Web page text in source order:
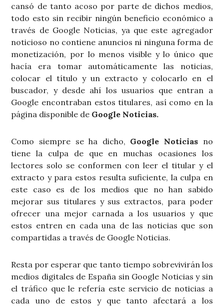
cansó de tanto acoso por parte de dichos medios,
todo esto sin recibir ningún beneficio económico a
través de Google Noticias, ya que este agregador
noticioso no contiene anuncios ni ninguna forma de
monetización, por lo menos visible y lo único que
hacía era tomar automáticamente las noticias,
colocar el título y un extracto y colocarlo en el
buscador, y desde ahí los usuarios que entran a
Google encontraban estos titulares, así como en la
página disponible de Google Noticias.
Como siempre se ha dicho, Google Noticias no
tiene la culpa de que en muchas ocasiones los
lectores solo se conformen con leer el titular y el
extracto y para estos resulta suficiente, la culpa en
este caso es de los medios que no han sabido
mejorar sus titulares y sus extractos, para poder
ofrecer una mejor carnada a los usuarios y que
estos entren en cada una de las noticias que son
compartidas a través de Google Noticias.
Resta por esperar que tanto tiempo sobrevivirán los
medios digitales de España sin Google Noticias y sin
el tráfico que le refería este servicio de noticias a
cada uno de estos y que tanto afectará a los